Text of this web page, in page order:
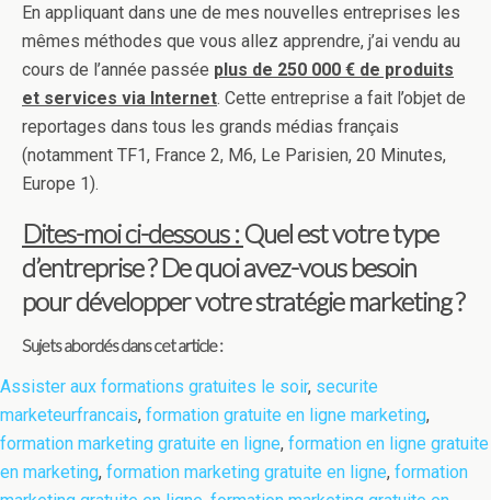
En appliquant dans une de mes nouvelles entreprises les
mêmes méthodes que vous allez apprendre, j’ai vendu au
cours de l’année passée plus de 250 000 € de produits
et services via Internet. Cette entreprise a fait l’objet de
reportages dans tous les grands médias français
(notamment TF1, France 2, M6, Le Parisien, 20 Minutes,
Europe 1).
Dites-moi ci-dessous :Quel est votre type
d’entreprise ? De quoi avez-vous besoin
pour développer votre stratégie marketing ?
Sujets abordés dans cet article :
Assister aux formations gratuites le soir, securite
marketeurfrancais, formation gratuite en ligne marketing,
formation marketing gratuite en ligne, formation en ligne gratuite
en marketing, formation marketing gratuite en ligne, formation